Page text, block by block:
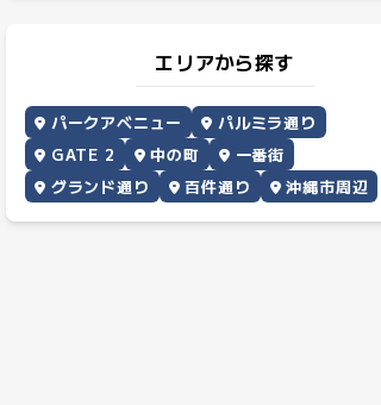
エリアから探す
パークアベニュー
パルミラ通り
GATE 2
中の町
一番街
グランド通り
百件通り 沖縄市周辺